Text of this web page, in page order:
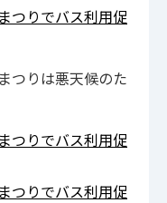
つりでバス利用促
りは悪天候のた
つりでバス利用促
つりでバス利用促